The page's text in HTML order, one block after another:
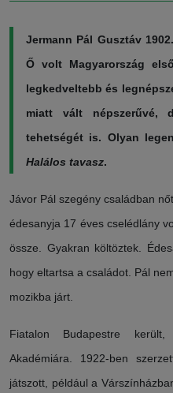
Jermann Pál Gusztáv
Ő volt Magyarország
legkedveltebb és
miatt vált népszerűvé,
tehetségét is. Olyan
Halálos tavasz.
Jávor Pál szegény családban
édesanyja 17 éves cselédlány
össze. Gyakran költöztek.
hogy eltartsa a családot. Pál
mozikba járt.
Fiatalon Budapestre
Akadémiára. 1922-ben
játszott, például a